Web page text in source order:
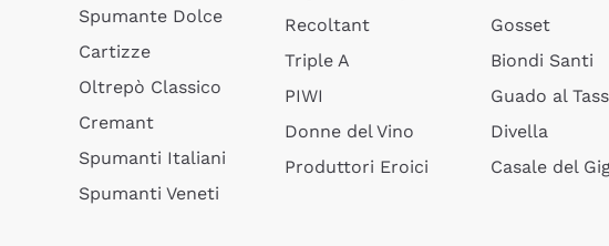
Spumante Dolce
Cartizze
Oltrepò Classico
Cremant
Spumanti Italiani
Spumanti Veneti
Recoltant
Triple A
PIWI
Donne del Vino
Produttori Eroici
Gosset
Biondi Santi
Guado al
Divella
Casale del